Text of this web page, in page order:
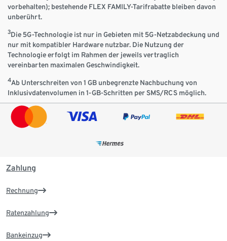
vorbehalten); bestehende FLEX FAMILY-Tarifrabatte bleiben davon
unberührt.
3Die 5G-Technologie ist nur in Gebieten mit 5G-Netzabdeckung und
nur mit kompatibler Hardware nutzbar. Die Nutzung der
Technologie erfolgt im Rahmen der jeweils vertraglich
vereinbarten maximalen Geschwindigkeit.
4Ab Unterschreiten von 1 GB unbegrenzte Nachbuchung von
Inklusivdatenvolumen in 1-GB-Schritten per SMS/RCS möglich.
Zahlung
Rechnung
Ratenzahlung
Bankeinzug